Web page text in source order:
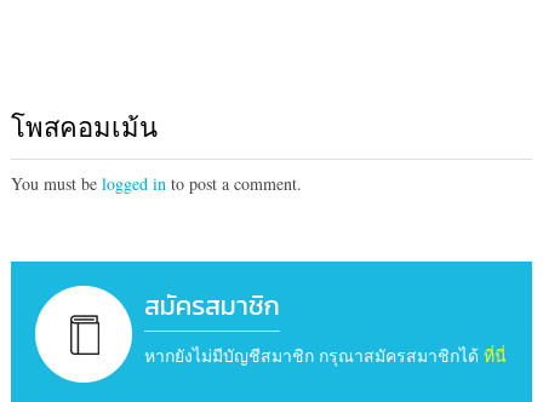
โพสคอมเม้น
You must be logged in to post a comment.
สมัครสมาชิก
หากยังไม่มีบัญชีสมาชิก กรุณาสมัครสมาชิกได้ ที่นี่